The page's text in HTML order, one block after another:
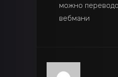
можно
вебмани